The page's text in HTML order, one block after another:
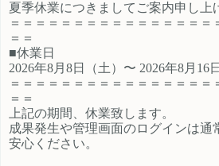
ィリ
こち
夏季休業につきましてご案内申し上
＝＝＝＝＝＝＝＝＝＝＝＝＝＝＝＝
＝＝
■休業日
2026年8月8日（土）〜 2026年8月16
＝＝＝＝＝＝＝＝＝＝＝＝＝＝＝＝
＝＝
上記の期間、休業致します。
成果発生や管理画面のログインは通
安心ください。